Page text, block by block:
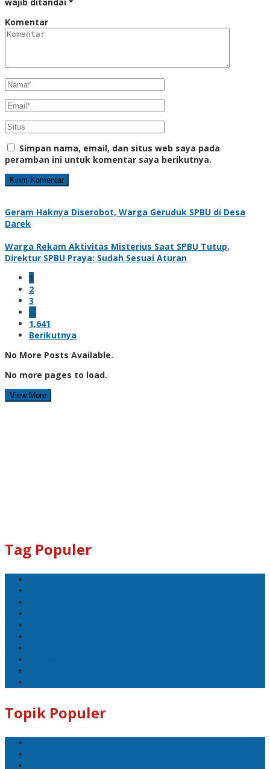
Komentar
Simpan nama, email, dan situs web saya pada
peramban ini untuk komentar saya berikutnya.
Geram Haknya Diserobot, Warga Geruduk SPBU di Desa
Darek
Warga Rekam Aktivitas Misterius Saat SPBU Tutup,
Direktur SPBU Praya: Sudah Sesuai Aturan
1
2
3
…
1,641
Berikutnya
No More Posts Available.
No more pages to load.
View More
Tag Populer
Topik Populer